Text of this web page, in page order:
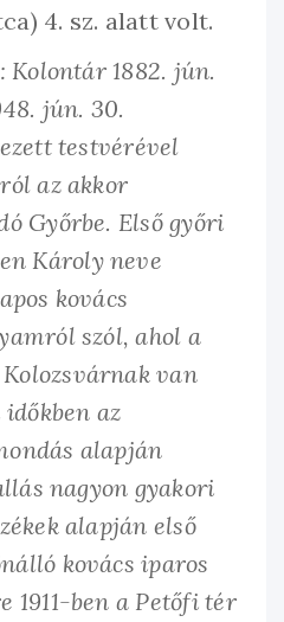
4. sz. alatt volt.
Kolontár 1882. jún.
jún. 30.
testvérével
az akkor
Győrbe. Első győri
Károly neve
kovács
szól, ahol a
van
az
alapján
nagyon gyakori
alapján első
kovács iparos
ben a Petőfi tér